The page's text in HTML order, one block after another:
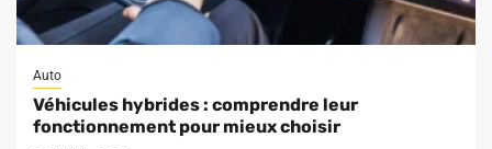
Auto
Véhicules hybrides : comprendre leur
fonctionnement pour mieux choisir